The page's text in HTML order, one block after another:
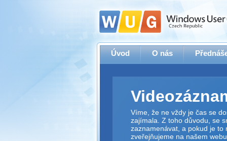
Úvod O nás
Víme, že ne vždy je čas se
zajímala. Z toho důvodu, se
zaznamenávat, a pokud je to
zveřejňujeme na našem webu.